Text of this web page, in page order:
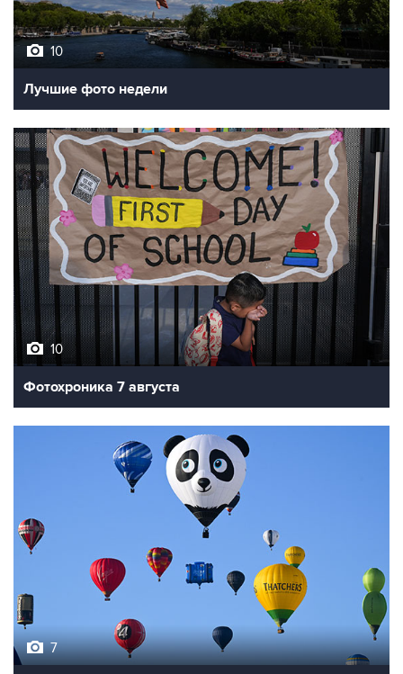
10
Лучшие фото недели
10
Фотохроника 7 августа
7